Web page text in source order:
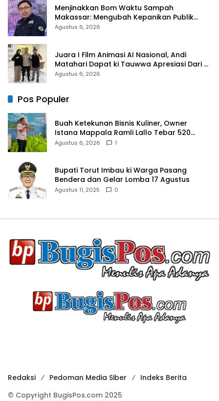
Menjinakkan Bom Waktu Sampah
Makassar: Mengubah Kepanikan Publik
Menjadi Revolusi Berbasis RT
Agustus 6, 2026
Juara I Film Animasi AI Nasional, Andi
Matahari Dapat ki Tauwwa Apresiasi Dari
Kapolres Bulukumba
Agustus 6, 2026
Pos Populer
Buah Ketekunan Bisnis Kuliner, Owner
Istana Mappala Ramli Lallo Tebar 520
Paket Sembako di Gowa
Agustus 6, 2026 1
Bupati Torut Imbau ki Warga Pasang
Bendera dan Gelar Lomba 17 Agustus
Agustus 11, 2025 0
Redaksi Pedoman Media Siber
Indeks Berita
© Copyright BugisPos.com 2025